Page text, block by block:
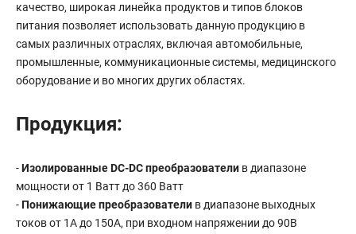
качество, широкая линейка продуктов и типов блоков
питания позволяет использовать данную продукцию в
самых различных отраслях, включая автомобильные,
промышленные, коммуникационные системы, медицинского
оборудование и во многих других областях.
Продукция:
-Изолированные DC-DC преобразователи в диапазоне
мощности от 1 Ватт до 360 Ватт
- Понижающие преобразователи в диапазоне выходных
токов от 1А до 150А, при входном напряжении до 90В